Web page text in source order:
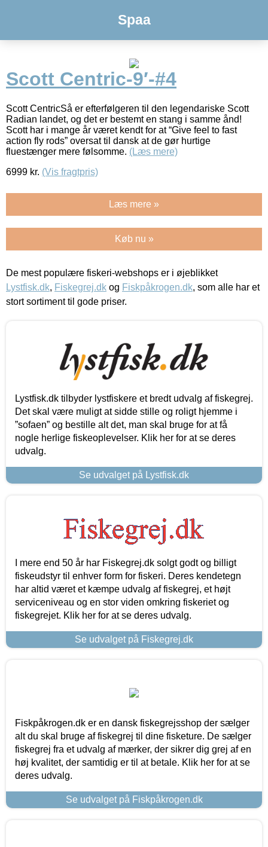
Spaa
Scott Centric-9′-#4
Scott CentricSå er efterfølgeren til den legendariske Scott
Radian landet, og det er bestemt en stang i samme ånd!
Scott har i mange år været kendt for at “Give feel to fast
action fly rods” oversat til dansk at de gør hurtige
fluestænger mere følsomme. (Læs mere)
6999 kr. (Vis fragtpris)
Læs mere »
Køb nu »
De mest populære fiskeri-webshops er i øjeblikket
Lystfisk.dk, Fiskegrej.dk og Fiskpåkrogen.dk, som alle har et
stort sortiment til gode priser.
Lystfisk.dk tilbyder lystfiskere et bredt udvalg af fiskegrej.
Det skal være muligt at sidde stille og roligt hjemme i
”sofaen” og bestille alt det, man skal bruge for at få
nogle herlige fiskeoplevelser. Klik her for at se deres
udvalg.
Se udvalget på Lystfisk.dk
I mere end 50 år har Fiskegrej.dk solgt godt og billigt
fiskeudstyr til enhver form for fiskeri. Deres kendetegn
har altid været et kæmpe udvalg af fiskegrej, et højt
serviceniveau og en stor viden omkring fiskeriet og
fiskegrejet. Klik her for at se deres udvalg.
Se udvalget på Fiskegrej.dk
Fiskpåkrogen.dk er en dansk fiskegrejsshop der sælger
alt du skal bruge af fiskegrej til dine fisketure. De sælger
fiskegrej fra et udvalg af mærker, der sikrer dig grej af en
høj kvalitet, der samtidig er til at betale. Klik her for at se
deres udvalg.
Se udvalget på Fiskpåkrogen.dk